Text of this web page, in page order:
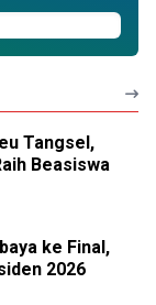
Tangsel,
Beasiswa
ke Final,
2026